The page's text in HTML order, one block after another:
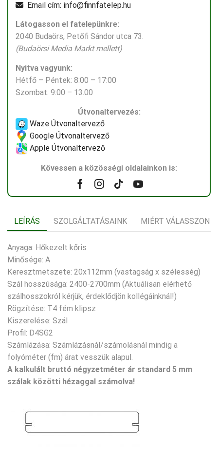
Email cím: info@finnfatelep.hu
Látogasson el fatelepünkre:
2040 Budaörs, Petőfi Sándor utca 73.
(Budaörsi Media Markt mellett)
Nyitva vagyunk:
Hétfő – Péntek: 8:00 – 17:00
Szombat: 9:00 – 13.00
Útvonaltervezés:
Waze Útvonaltervező
Google Útvonaltervező
Apple Útvonaltervező
Kövessen a közösségi oldalainkon is:
Facebook
Instagram
Tik- Youtube
LEÍRÁS SZOLGÁLTATÁSAINK MIÉRT VÁLASSZON
Anyaga: Hőkezelt kőris
Minősége: A
Keresztmetszete: 20x112mm (vastagság x szélesség)
Szál hosszúsága: 2400-2700mm (Aktuálisan elérhető
szálhosszokról kérjük, érdeklődjön kollégáinknál!)
Rögzítése: T4 fém klipsz
Kiszerelése: Szál
Profil: D4SG2
Számlázása: Számlázásnál/számolásnál mindig a
folyóméter (fm) árat vesszük alapul.
A kalkulált bruttó négyzetméter ár standard 5 mm
szálak közötti hézaggal számolva!